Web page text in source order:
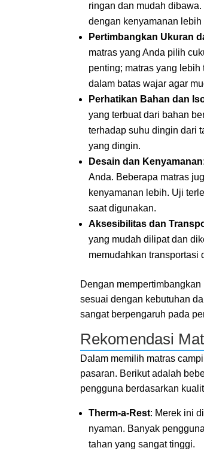
ringan dan mudah
dengan kenyamanan
Pertimbangkan Ukuran
matras yang Anda pilih
penting; matras yang
dalam batas wajar agar
Perhatikan Bahan dan
yang terbuat dari bahan
terhadap suhu dingin dari
yang dingin.
Desain dan Kenyamanan
Anda. Beberapa matras
kenyamanan lebih. Uji
saat digunakan.
Aksesibilitas dan
yang mudah dilipat dan
memudahkan transportasi
Dengan
sesuai dengan kebutuhan
sangat berpengaruh pada
Rekomendasi
Dalam memilih matras
pasaran. Berikut adalah
pengguna berdasarkan
Therm-a-Rest: Merek ini
nyaman. Banyak
tahan yang sangat tinggi.